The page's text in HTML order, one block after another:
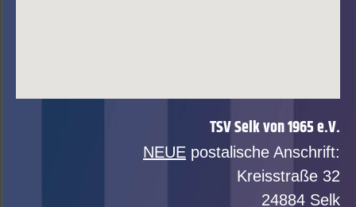
TSV Selk von 1965 e.V.
NEUE postalische Anschrift:
Kreisstraße 32
24884 Selk